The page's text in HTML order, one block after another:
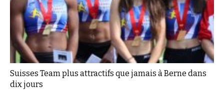
Suisses Team plus attractifs que jamais à Berne dans
dix jours